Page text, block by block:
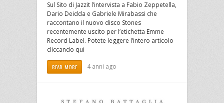
Sul Sito di Jazzit l’intervista a Fabio Zeppetella,
Dario Deidda e Gabriele Mirabassi che
raccontano il nuovo disco Stones
recentemente uscito per l’etichetta Emme
Record Label. Potete leggere l’intero articolo
cliccando qui
READ MORE 4 anni ago